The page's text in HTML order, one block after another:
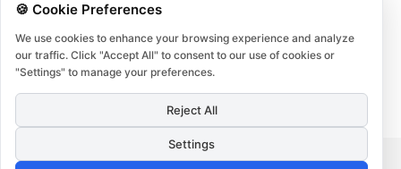
Comentarii recente
Niciun comentariu de arătat.
Termeni si conditii Protectia datelor
🍪 Cookie Preferences
We use cookies to enhance your browsing experience and analyze
our traffic. Click "Accept All" to consent to our use of cookies or
"Settings" to manage your preferences.
Reject All
Settings